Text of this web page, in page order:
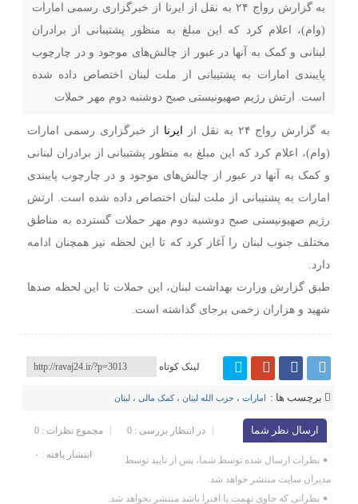
به گزارش رواج ۲۴ به نقل از ایرنا از خبرگزاری رسمی امارات
(وام)، اعلام کرد که این مبلغ به منظور پشتیبانی از برادران
لبنانی و کمک به آنها در عبور از چالش‌های موجود و در چارچوب
پایبندی امارات به پشتیبانی از ملت لبنان اختصاص داده شده
است. ارتش رژیم صهیونیستی صبح دوشنبه دوم مهر حملات
به گزارش رواج ۲۴ به نقل از ایرنا از خبرگزاری رسمی امارات
(وام)، اعلام کرد که این مبلغ به منظور پشتیبانی از برادران لبنانی
و کمک به آنها در عبور از چالش‌های موجود و در چارچوب پایبندی
امارات به پشتیبانی از ملت لبنان اختصاص داده شده است. ارتش
رژیم صهیونیستی صبح دوشنبه دوم مهر حملات گسترده به مناطق
مختلف جنوب لبنان را آغاز کرد که تا این لحظه نیز همچنان ادامه
دارد.
طبق گزارش وزارت بهداشت لبنان، این حملات تا این لحظه صدها
شهید و هزاران زخمی برجای گذاشته است.
لینک کوتاه
برچسب ها : امارات ، حزب الله لبنان ،کمک مالی ،لبنان
ارسال نظر شما مجموع نظرات : 0 در انتظار بررسی : 0
انتشار یافته : ۰
نظرات ارسال شده توسط شما، پس از تایید توسط
مدیران سایت منتشر خواهد شد.
نظراتی که حاوی تهمت یا افترا باشد منتشر نخواهد شد.